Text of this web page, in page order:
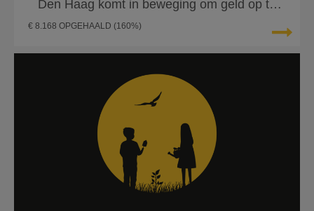
Den Haag komt in beweging om geld op te
halen voor Oekraïne.
€ 8.168 OPGEHAALD (160%)